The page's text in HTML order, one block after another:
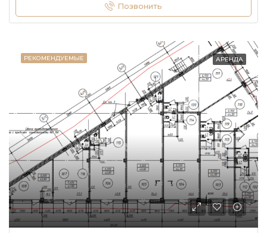
Позвонить
РЕКОМЕНДУЕМЫЕ АРЕНДА